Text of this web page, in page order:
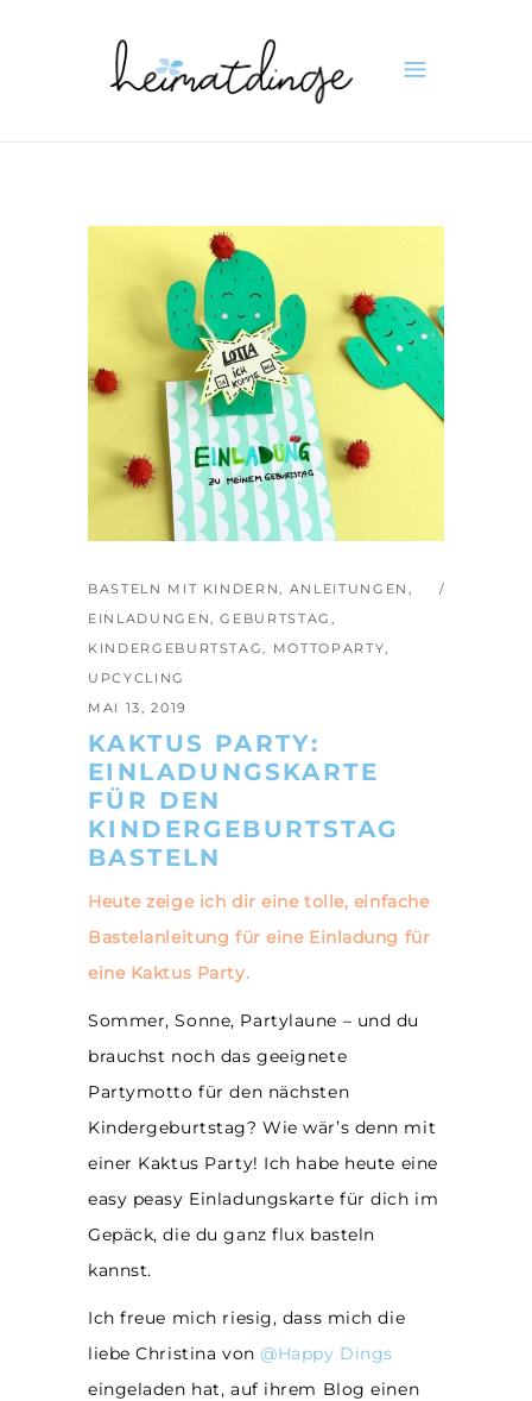
BASTELN MIT KINDERN, ANLEITUNGEN ,
EINLADUNGEN,GEBURTSTAG ,
KINDERGEBURTSTAG, MOTTOPARTY,
UPCYCLING
MAI 13, 2019
KAKTUS PARTY:
EINLADUNGSKARTE
FÜR DEN
KINDERGEBURTSTAG
BASTELN
Heute zeige ich dir eine tolle, einfache
Bastelanleitung für eine Einladung für
eine Kaktus Party.
Sommer, Sonne, Partylaune – und du
brauchst noch das geeignete
Partymotto für den nächsten
Kindergeburtstag? Wie wär’s denn mit
einer Kaktus Party! Ich habe heute eine
easy peasy Einladungskarte für dich im
Gepäck, die du ganz flux basteln
kannst.
Ich freue mich riesig, dass mich die
liebe Christina von@Happy Dings
eingeladen hat, auf ihrem Blog einen